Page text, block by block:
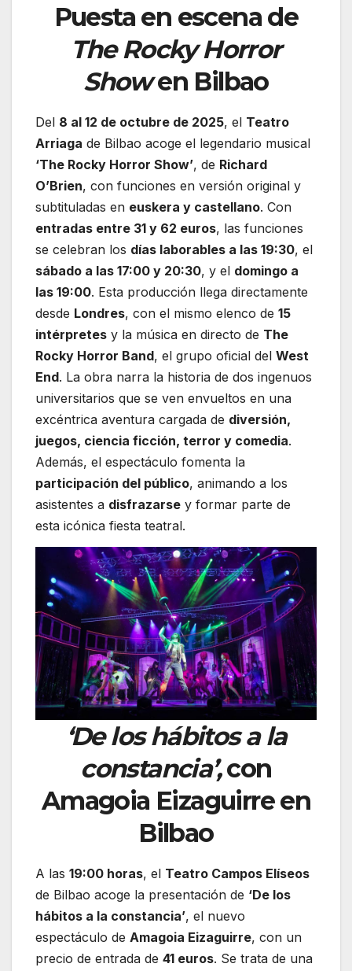
Puesta en escena de
The Rocky Horror
Showen Bilbao
Del 8 al 12 de octubre de 2025, el Teatro
Arriaga de Bilbao acoge el legendario musical
‘The Rocky Horror Show’, de Richard
O’Brien, con funciones en versión original y
subtituladas en euskera y castellano. Con
entradas entre 31 y 62 euros, las funciones
se celebran los días laborables a las 19:30, el
sábado a las 17:00 y 20:30, y el domingo a
las 19:00. Esta producción llega directamente
desde Londres, con el mismo elenco de 15
intérpretes y la música en directo de The
Rocky Horror Band, el grupo oficial del West
End. La obra narra la historia de dos ingenuos
universitarios que se ven envueltos en una
excéntrica aventura cargada de diversión,
juegos, ciencia ficción, terror y comedia.
Además, el espectáculo fomenta la
participación del público, animando a los
asistentes a disfrazarse y formar parte de
esta icónica fiesta teatral.
‘De los hábitos a la
constancia’,con
Amagoia Eizaguirre en
Bilbao
A las 19:00 horas, el Teatro Campos Elíseos
de Bilbao acoge la presentación de ‘De los
hábitos a la constancia’, el nuevo
espectáculo de Amagoia Eizaguirre, con un
precio de entrada de 41 euros. Se trata de una